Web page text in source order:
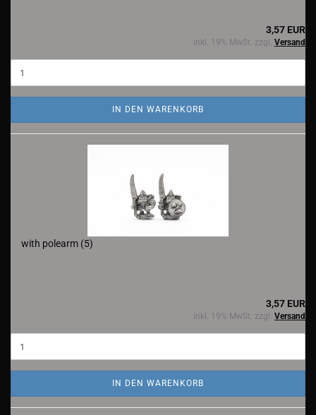
3,57 EUR
inkl. 19% MwSt. zzgl. Versand
IN DEN WARENKORB
with polearm (5)
3,57 EUR
inkl. 19% MwSt. zzgl. Versand
IN DEN WARENKORB